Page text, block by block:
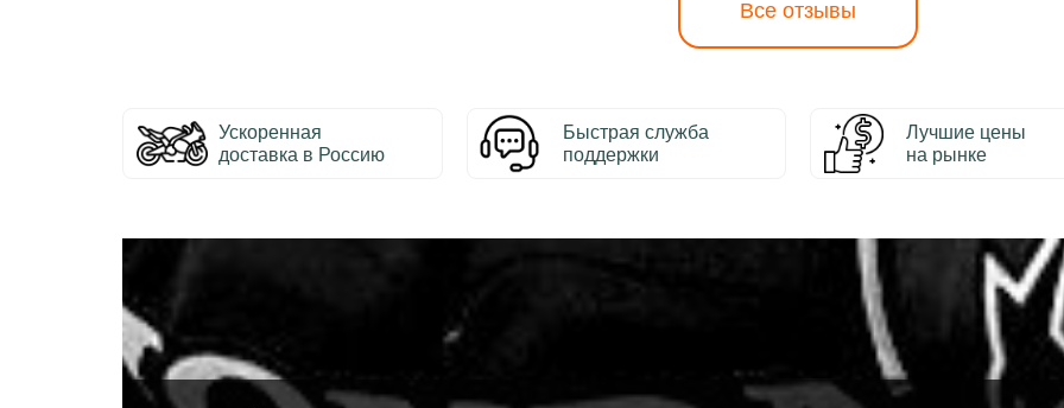
Все отзывы
Ускоренная
доставка в Россию
Быстрая служба
поддержки
Лучшие цены
на рынке